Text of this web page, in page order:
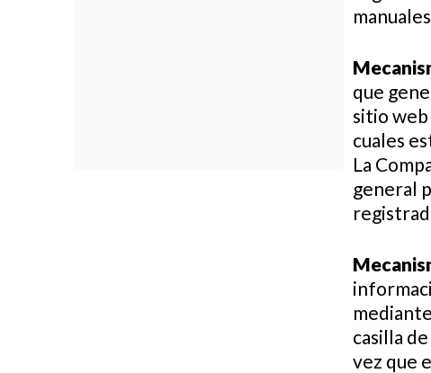
que
sitio
cuales
La
general
casilla
vez que